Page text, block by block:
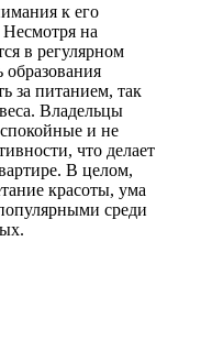
к его
на
в регулярном
за питанием, так
Владельцы
и не
что делает
В целом,
красоты, ума
среди